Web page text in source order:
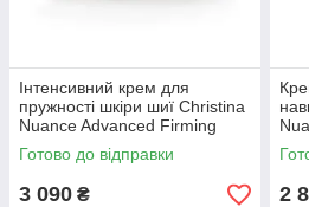
Інтенсивний крем для
пружності шкіри шиї Christina
Nuance Advanced Firming
Neck Cream 50 мл
Готово до відправки
3 090 ₴
мл
2